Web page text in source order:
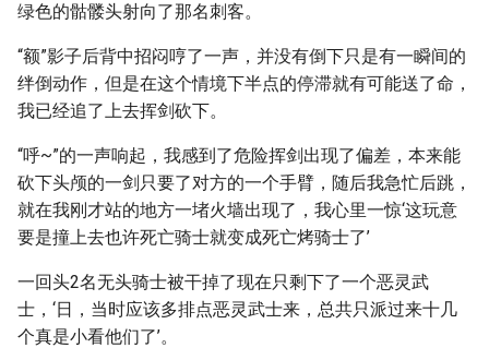
绿色的骷髅头射向了那名刺客。
“额”影子后背中招闷哼了一声，并没有倒下只是有一瞬间的
绊倒动作，但是在这个情境下半点的停滞就有可能送了命，
我已经追了上去挥剑砍下。
“呼~”的一声响起，我感到了危险挥剑出现了偏差，本来能
砍下头颅的一剑只要了对方的一个手臂，随后我急忙后跳，
就在我刚才站的地方一堵火墙出现了，我心里一惊‘这玩意
要是撞上去也许死亡骑士就变成死亡烤骑士了’
一回头2名无头骑士被干掉了现在只剩下了一个恶灵武
士，‘日，当时应该多排点恶灵武士来，总共只派过来十几
个真是小看他们了’。